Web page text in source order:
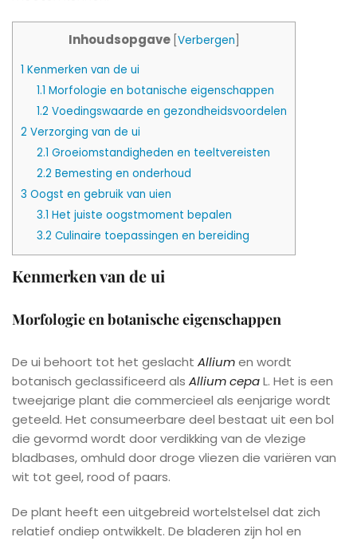
Inhoudsopgave Verbergen
1 Kenmerken van de ui
1.1 Morfologie en botanische eigenschappen
1.2 Voedingswaarde en gezondheidsvoordelen
2 Verzorging van de ui
2.1 Groeiomstandigheden en teeltvereisten
2.2 Bemesting en onderhoud
3 Oogst en gebruik van uien
3.1 Het juiste oogstmoment bepalen
3.2 Culinaire toepassingen en bereiding
Kenmerken van de ui
Morfologie en botanische eigenschappen
De ui behoort tot het geslacht Alliumen wordt
botanisch geclassificeerd als Allium cepaL. Het is een
tweejarige plant die commercieel als eenjarige wordt
geteeld. Het consumeerbare deel bestaat uit een bol
die gevormd wordt door verdikking van de vlezige
bladbases, omhuld door droge vliezen die variëren van
wit tot geel, rood of paars.
De plant heeft een uitgebreid wortelstelsel dat zich
relatief ondiep ontwikkelt. De bladeren zijn hol en